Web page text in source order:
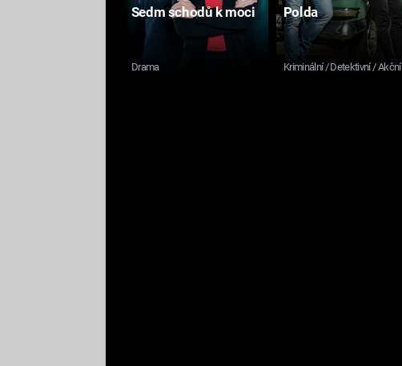
Sedm schodů k moci
Drama
Polda
Kriminální / Detektivní / Akční